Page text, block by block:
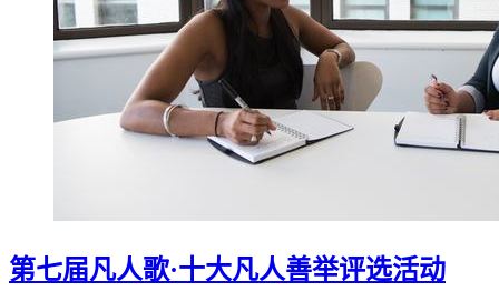
第七届凡人歌·十大凡人善举评选活动